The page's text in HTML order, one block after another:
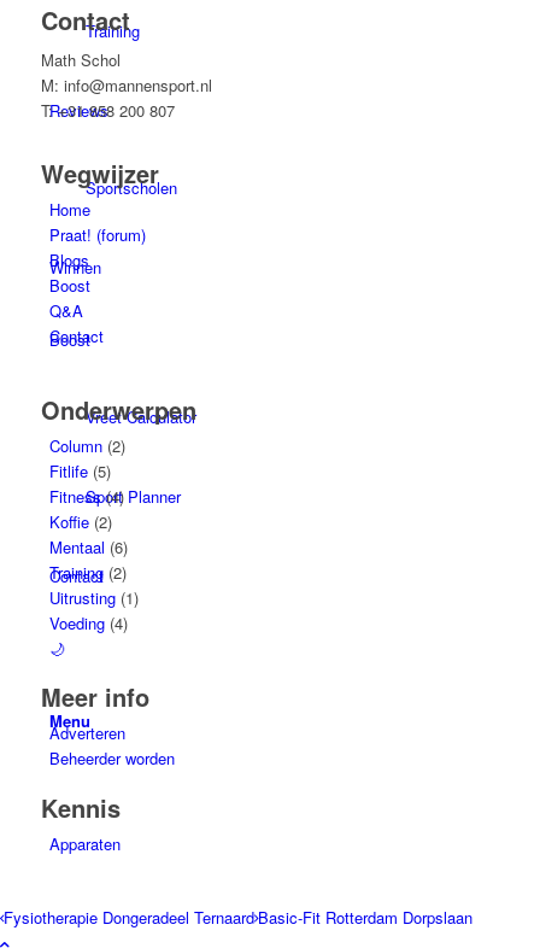
Training
Reviews
Sportscholen
Winnen
Boost
Vreet Calculator
Sport Planner
Contact
🌙
Menu
Contact
Math Schol
M: info@mannensport.nl
T: +31 858 200 807
Wegwijzer
Home
Praat! (forum)
Blogs
Boost
Q&A
Contact
Onderwerpen
Column(2)
Fitlife(5)
Fitness(4)
Koffie(2)
Mentaal (6)
Training(2)
Uitrusting(1)
Voeding(4)
Meer info
Adverteren
Beheerder worden
Kennis
Apparaten
Fysiotherapie Dongeradeel TernaardBasic-Fit Rotterdam Dorpslaan